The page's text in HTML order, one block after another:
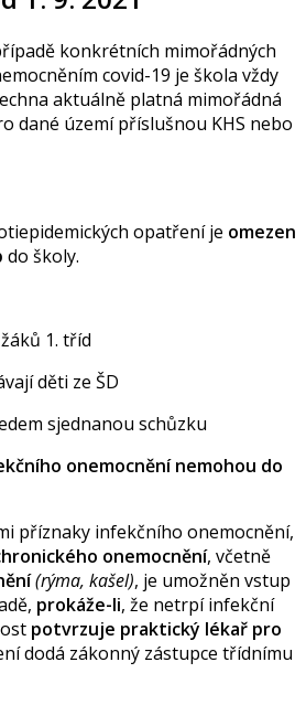
konkrétních mimořádných
covid-19 je škola vždy
aktuálně platná mimořádná
dané území příslušnou KHS nebo
opatření je omezen
do školy.
1. tříd
děti ze ŠD
sjednanou schůzku
onemocnění nemohou do
příznaky infekčního onemocnění,
onemocnění, včetně
(rýma, kašel), je umožněn vstup
prokáže-li, že netrpí infekční
potvrzuje praktický lékař pro
dodá zákonný zástupce třídnímu